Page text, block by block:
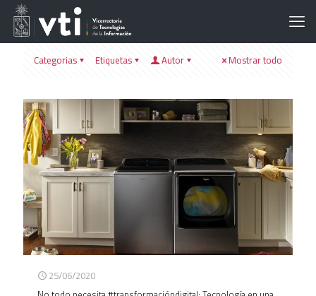
Categorias Etiquetas Autor Mostrar todo
25/06/2020